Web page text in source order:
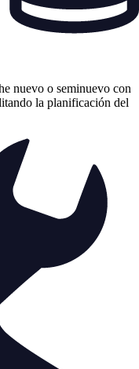
nuevo o seminuevo con
la planificación del